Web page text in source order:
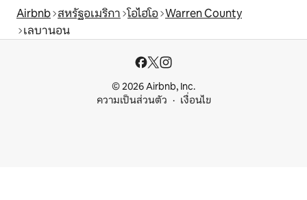
Airbnb สหรัฐอเมริกา โอไฮโอ Warren County
เลบานอน
© 2026 Airbnb, Inc.
ความเป็นส่วนตัว
เงื่อนไข